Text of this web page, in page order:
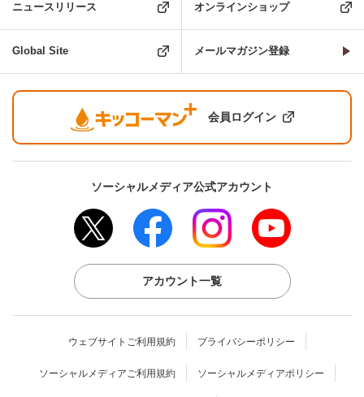
ニュースリリース オンラインショップ
Global Site メールマガジン登録
会員ログイン
ソーシャルメディア公式アカウント
アカウント一覧
ウェブサイトご利用規約 プライバシーポリシー
ソーシャルメディアご利用規約 ソーシャルメディアポリシー